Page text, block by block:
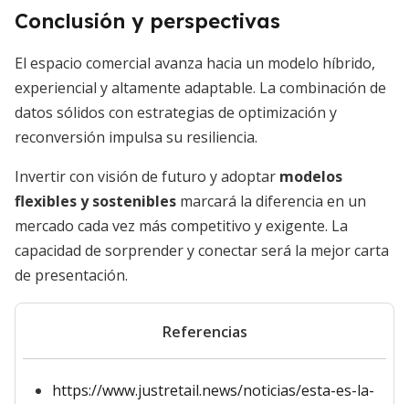
Conclusión y perspectivas
El espacio comercial avanza hacia un modelo híbrido,
experiencial y altamente adaptable. La combinación de
datos sólidos con estrategias de optimización y
reconversión impulsa su resiliencia.
Invertir con visión de futuro y adoptar modelos
flexibles y sostenibles marcará la diferencia en un
mercado cada vez más competitivo y exigente. La
capacidad de sorprender y conectar será la mejor carta
de presentación.
Referencias
https://www.justretail.news/noticias/esta-es-la-